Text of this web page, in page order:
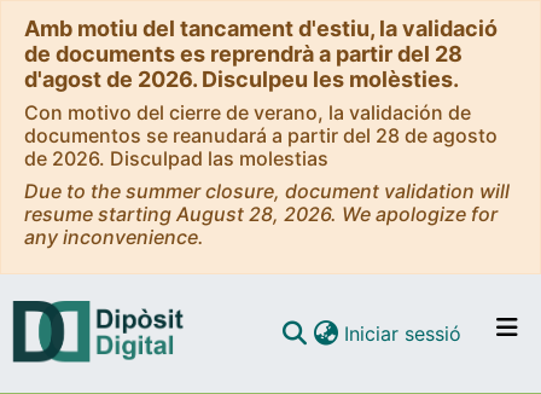
Amb motiu del tancament d'estiu, la validació
de documents es reprendrà a partir del 28
d'agost de 2026. Disculpeu les molèsties.
Con motivo del cierre de verano, la validación de
documentos se reanudará a partir del 28 de agosto
de 2026. Disculpad las molestias
Due to the summer closure, document validation will
resume starting August 28, 2026. We apologize for
any inconvenience.
Iniciar sessió (current)